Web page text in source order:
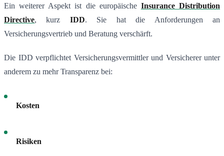
Ein weiterer Aspekt ist die europäische Insurance Distribution
Directive, kurz IDD. Sie hat die Anforderungen an
Versicherungsvertrieb und Beratung verschärft.
Die IDD verpflichtet Versicherungsvermittler und Versicherer unter
anderem zu mehr Transparenz bei:
Kosten
Risiken